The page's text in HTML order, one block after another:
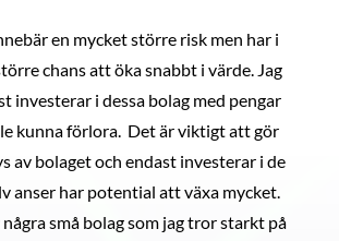
en mycket större risk men har i
chans att öka snabbt i värde. Jag
investerar i dessa bolag med pengar
kunna förlora. Det är viktigt att gör
av bolaget och endast investerar i de
anser har potential att växa mycket.
några små bolag som jag tror starkt på